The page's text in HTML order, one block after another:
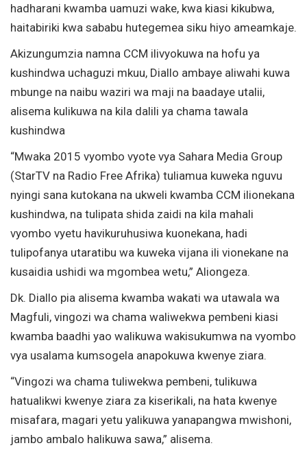
hadharani kwamba uamuzi wake, kwa kiasi kikubwa,
haitabiriki kwa sababu hutegemea siku hiyo ameamkaje.
Akizungumzia namna CCM ilivyokuwa na hofu ya
kushindwa uchaguzi mkuu, Diallo ambaye aliwahi kuwa
mbunge na naibu waziri wa maji na baadaye utalii,
alisema kulikuwa na kila dalili ya chama tawala
kushindwa
“Mwaka 2015 vyombo vyote vya Sahara Media Group
(StarTV na Radio Free Afrika) tuliamua kuweka nguvu
nyingi sana kutokana na ukweli kwamba CCM ilionekana
kushindwa, na tulipata shida zaidi na kila mahali
vyombo vyetu havikuruhusiwa kuonekana, hadi
tulipofanya utaratibu wa kuweka vijana ili vionekane na
kusaidia ushidi wa mgombea wetu,” Aliongeza.
Dk. Diallo pia alisema kwamba wakati wa utawala wa
Magfuli, vingozi wa chama waliwekwa pembeni kiasi
kwamba baadhi yao walikuwa wakisukumwa na vyombo
vya usalama kumsogela anapokuwa kwenye ziara.
“Vingozi wa chama tuliwekwa pembeni, tulikuwa
hatualikwi kwenye ziara za kiserikali, na hata kwenye
misafara, magari yetu yalikuwa yanapangwa mwishoni,
jambo ambalo halikuwa sawa,” alisema.